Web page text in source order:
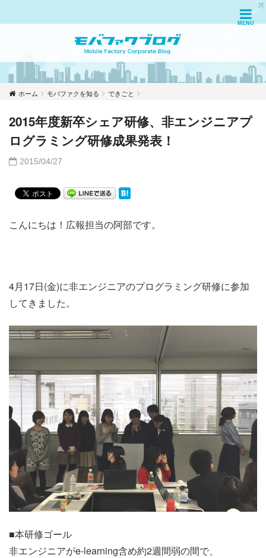
ホーム モバファクを知る できごと
2015年度新卒シェア研修、非エンジニアプ
ログラミング研修成果発表！
2015/04/27
こんにちは！広報担当の阿部です。
4月17日(金)に非エンジニアのプログラミング研修に参加
してきました。
■本研修ゴール
非エンジニアがe-learning含め約2週間弱の間で、